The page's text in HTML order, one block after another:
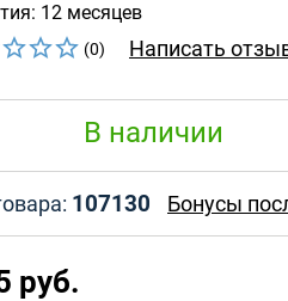
12 месяцев
(0) Написать
В наличии
107130 Бонусы
руб.